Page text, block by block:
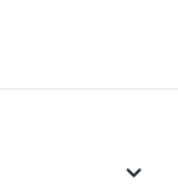
3 cm.
et grand).
à votre